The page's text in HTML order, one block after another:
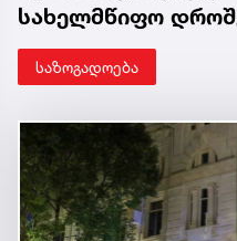
სახელმწიფო
საზოგადოება